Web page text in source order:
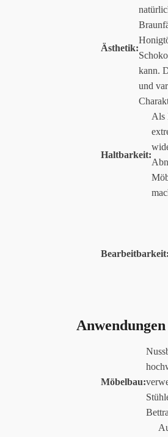
Ästhetik:
kann.
und
Haltbarkeit:
Als
Bearbeitbarkeit:
Anwendungen
Möbelbau: